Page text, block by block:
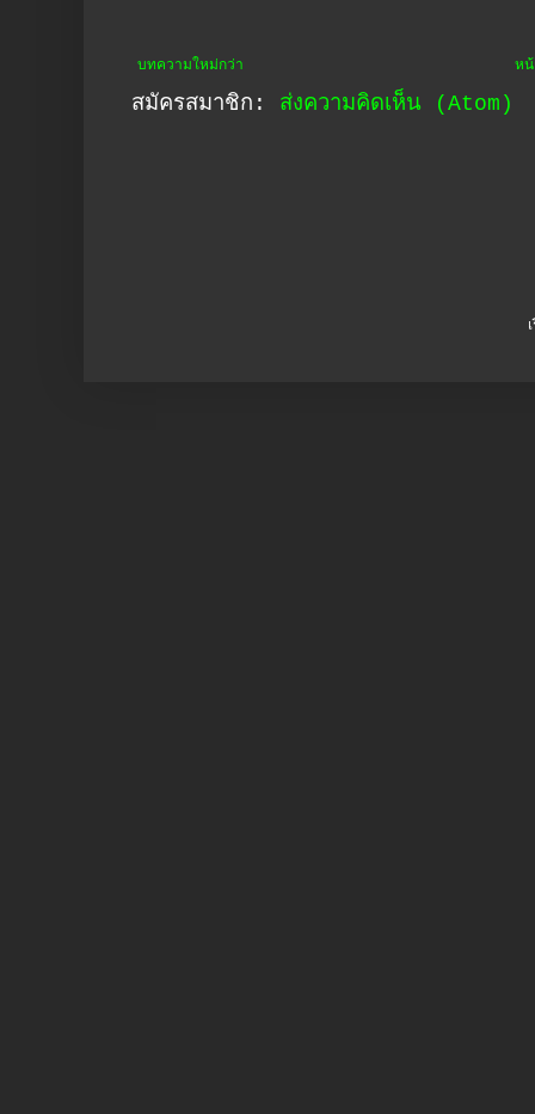
บทความใหม่กว่า หน้
สมัครสมาชิก: ส่งความคิดเห็น (Atom)